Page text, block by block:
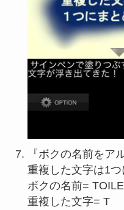
『ボクの名前をア
重複した文字は1
ボクの名前=
重複した文字= T